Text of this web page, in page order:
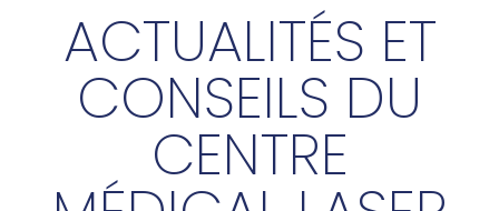
ACTUALITÉS ET
CONSEILS DU
CENTRE